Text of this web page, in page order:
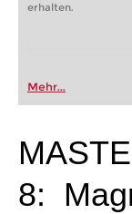
erhalten.
Mehr...
8: